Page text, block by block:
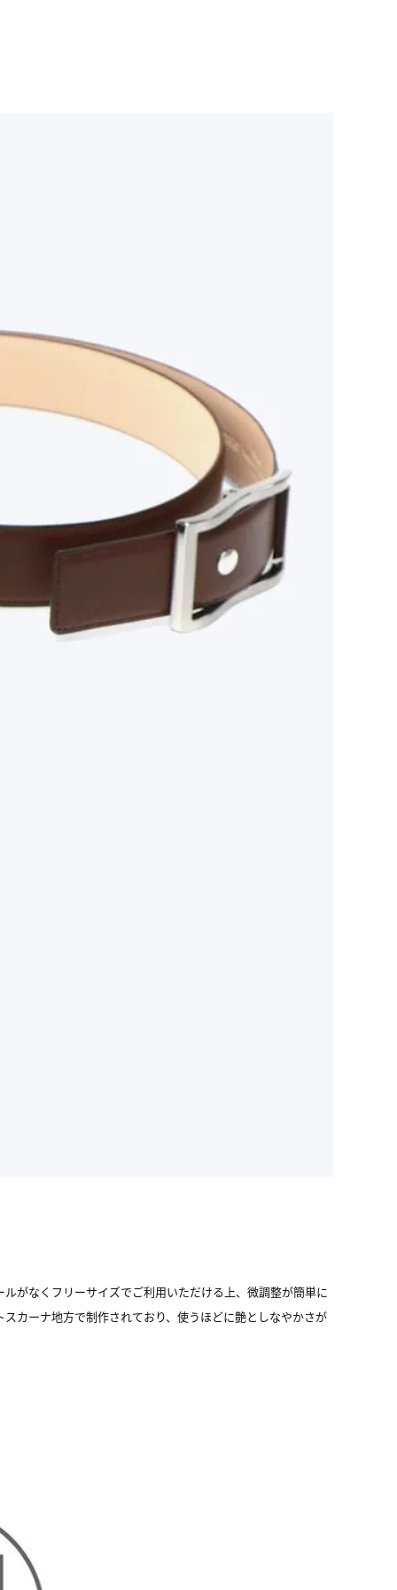
がなくフリーサイズでご利用いただける上、微調整が簡単に
カーナ地方で制作されており、使うほどに艶としなやかさが